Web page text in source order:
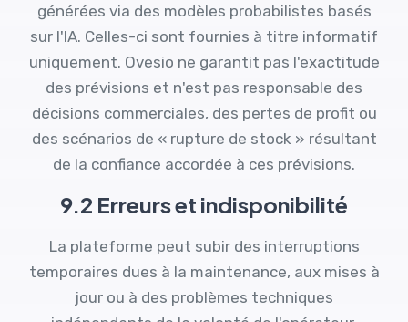
générées via des modèles probabilistes basés
sur l'IA. Celles-ci sont fournies à titre informatif
uniquement. Ovesio ne garantit pas l'exactitude
des prévisions et n'est pas responsable des
décisions commerciales, des pertes de profit ou
des scénarios de « rupture de stock » résultant
de la confiance accordée à ces prévisions.
9.2 Erreurs et indisponibilité
La plateforme peut subir des interruptions
temporaires dues à la maintenance, aux mises à
jour ou à des problèmes techniques